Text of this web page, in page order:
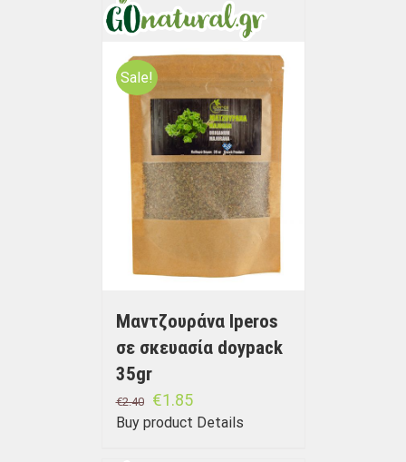
Sale!
Μαντζουράνα Iperos
σε σκευασία doypack
35gr
€2.40 €1.85
Buy product Details